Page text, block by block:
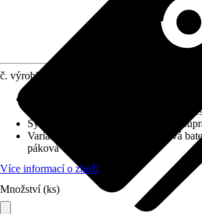
č. výrobku
Kovová
I, Keramická kartuše, Jednopáková
Systém vypouštění
Bez odtokové
Varianta
Podomítková umyvadlová
páková
Více informací o zboží
Množství (ks)